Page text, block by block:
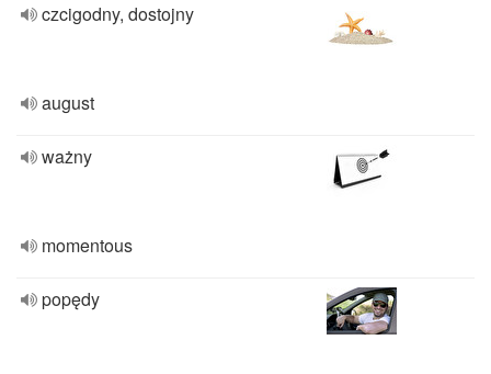
czcigodny, dostojny
august
ważny
momentous
popędy